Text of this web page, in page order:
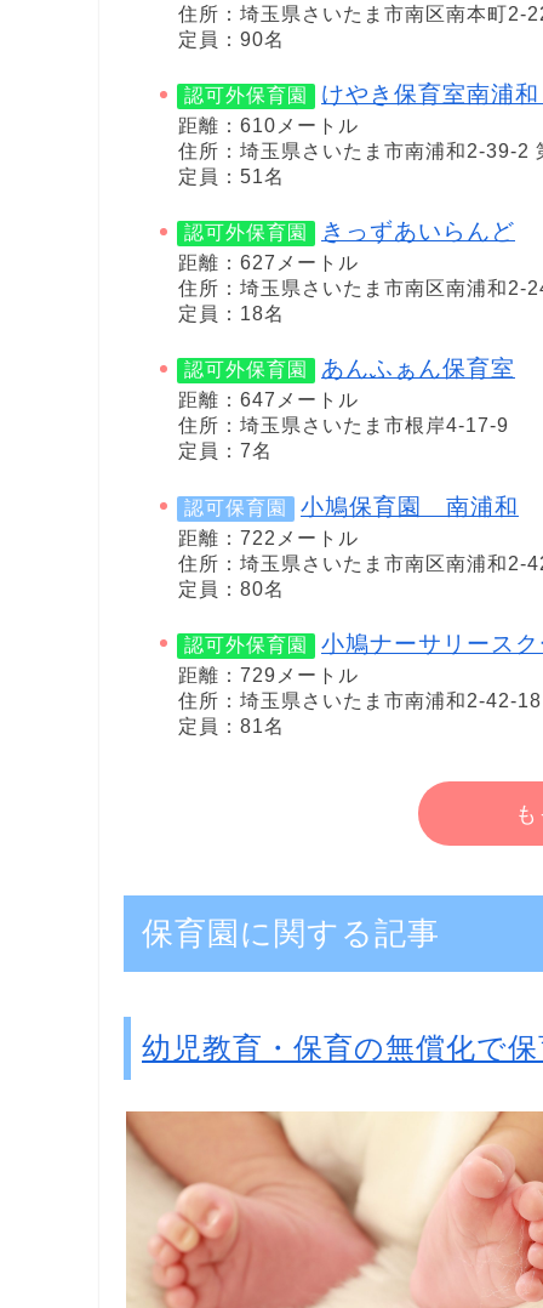
住所：埼玉県さいたま市南区南本町2-
定員：90名
認可外保育園 けやき保育室南浦
距離：610メートル
住所：埼玉県さいたま市南浦和2-39-2
定員：51名
認可外保育園 きっずあいらんど
距離：627メートル
住所：埼玉県さいたま市南区南浦和2-
定員：18名
認可外保育園 あんふぁん保育室
距離：647メートル
住所：埼玉県さいたま市根岸4-17-9
定員：7名
認可保育園 小鳩保育園 南浦和
距離：722メートル
住所：埼玉県さいたま市南区南浦和2-
定員：80名
認可外保育園 小鳩ナーサリース
距離：729メートル
住所：埼玉県さいたま市南浦和2-42-18
定員：81名
保育園に関する記事
幼児教育・保育の無償化で